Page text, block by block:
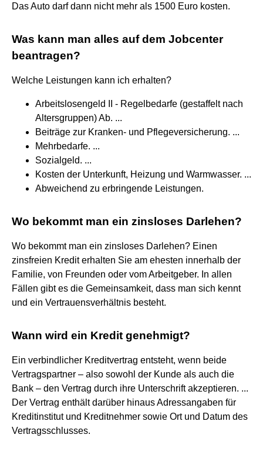
Das Auto darf dann nicht mehr als 1500 Euro kosten.
Was kann man alles auf dem Jobcenter
beantragen?
Welche Leistungen kann ich erhalten?
Arbeitslosengeld II - Regelbedarfe (gestaffelt nach
Altersgruppen) Ab. ...
Beiträge zur Kranken- und Pflegeversicherung. ...
Mehrbedarfe. ...
Sozialgeld. ...
Kosten der Unterkunft, Heizung und Warmwasser. ...
Abweichend zu erbringende Leistungen.
Wo bekommt man ein zinsloses Darlehen?
Wo bekommt man ein zinsloses Darlehen? Einen
zinsfreien Kredit erhalten Sie am ehesten innerhalb der
Familie, von Freunden oder vom Arbeitgeber. In allen
Fällen gibt es die Gemeinsamkeit, dass man sich kennt
und ein Vertrauensverhältnis besteht.
Wann wird ein Kredit genehmigt?
Ein verbindlicher Kreditvertrag entsteht, wenn beide
Vertragspartner – also sowohl der Kunde als auch die
Bank – den Vertrag durch ihre Unterschrift akzeptieren. ...
Der Vertrag enthält darüber hinaus Adressangaben für
Kreditinstitut und Kreditnehmer sowie Ort und Datum des
Vertragsschlusses.